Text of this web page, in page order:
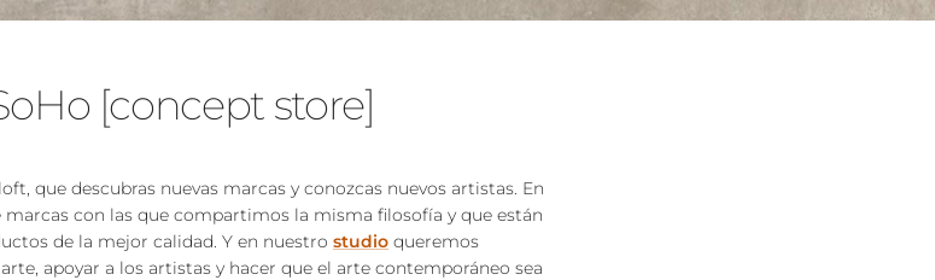
[concept store]
que descubras nuevas marcas y conozcas nuevos artistas. En
marcas con las que compartimos la misma filosofía y que están
de la mejor calidad. Y en nuestro studio queremos
apoyar a los artistas y hacer que el arte contemporáneo sea